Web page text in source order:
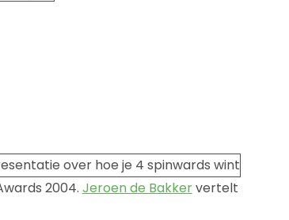
2004. Jeroen de Bakkervertelt